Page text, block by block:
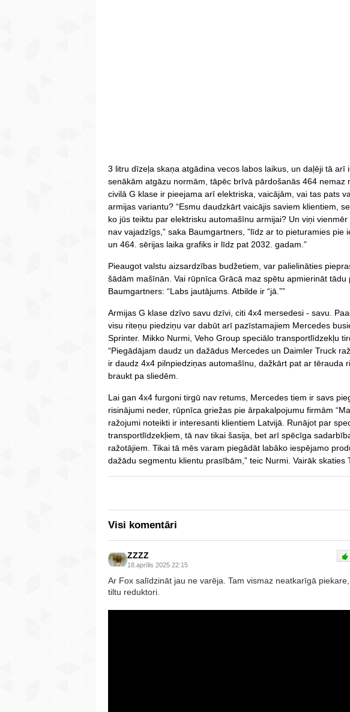
3 litru dīzeļa skaņa atgādina vecos labos laikus, un daļēji tā arī
senākām atgāzu normām, tāpēc brīvā pārdošanās 464 nemaz
civilā G klase ir pieejama arī elektriska, vaicājām, vai tas pats
armijas variantu? “Esmu daudzkārt vaicājis saviem klientiem,
ko jūs teiktu par elektrisku automašīnu armijai? Un viņi
nav vajadzīgs,” saka Baumgartners, ”līdz ar to pieturamies pie
un 464. sērijas laika grafiks ir līdz pat 2032. gadam.”
Pieaugot valstu aizsardzības budžetiem, var palielināties
šādām mašīnān. Vai rūpnīca Grācā maz spētu apmierināt tādu
Baumgartners: “Labs jautājums. Atbilde ir “jā.””
Armijas G klase dzīvo savu dzīvi, citi 4x4 mersedesi - savu.
visu riteņu piedziņu var dabūt arī pazīstamajiem Mercedes
Sprinter. Mikko Nurmi, Veho Group speciālo transportlīdzekļu
“Piegādājam daudz un dažādus Mercedes un Daimler Truck
ir daudz 4x4 pilnpiedziņas automašīnu, dažkārt pat ar tērauda
braukt pa sliedēm.
Lai gan 4x4 furgoni tirgū nav retums, Mercedes tiem ir savs
risinājumi neder, rūpnīca griežas pie ārpakalpojumu firmām
ražojumi noteikti ir interesanti klientiem Latvijā. Runājot par
transportlīdzekļiem, tā nav tikai šasija, bet arī spēcīga
ražotājiem. Tikai tā mēs varam piegādāt labāko iespējamo
dažādu segmentu klientu prasībām,” teic Nurmi. Vairāk skaties
Visi komentāri
ZZZZ
18.aprīlis 2025 22:15
Ar Fox salīdzināt jau ne varēja. Tam vismaz neatkarīgā
tiltu reduktori.